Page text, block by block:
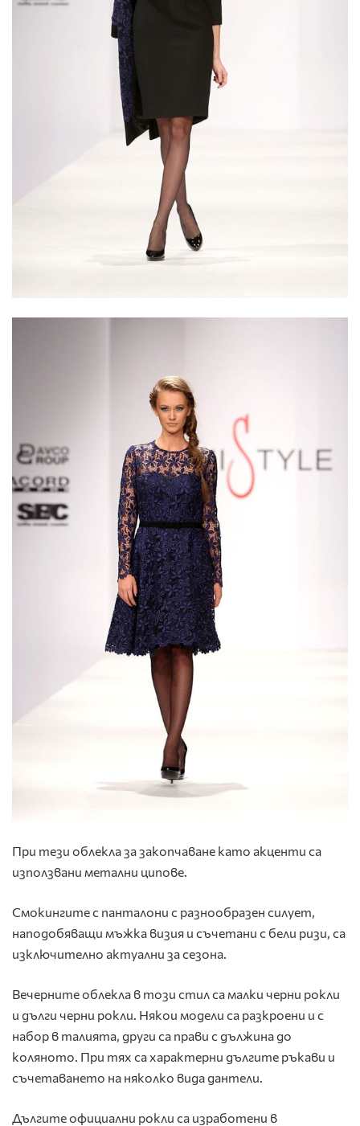
При тези облекла за закопчаване като акценти са
използвани метални ципове.
Смокингите с панталони с разнообразен силует,
наподобяващи мъжка визия и съчетани с бели ризи, са
изключително актуални за сезона.
Вечерните облекла в този стил са малки черни рокли
и дълги черни рокли. Някои модели са разкроени и с
набор в талията, други са прави с дължина до
коляното. При тях са характерни дългите ръкави и
съчетаването на няколко вида дантели.
Дългите официални рокли са изработени в